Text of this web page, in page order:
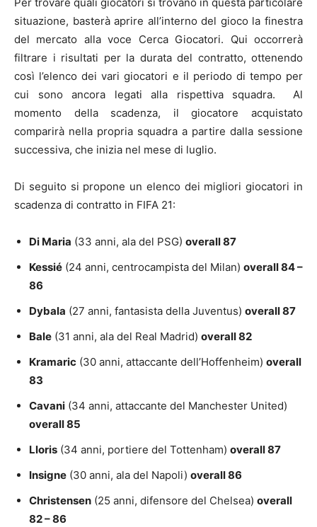
situazione, basterà aprire all’interno del gioco la finestra
del mercato alla voce Cerca Giocatori. Qui occorrerà
filtrare i risultati per la durata del contratto, ottenendo
così l’elenco dei vari giocatori e il periodo di tempo per
cui sono ancora legati alla rispettiva squadra. Al
momento della scadenza, il giocatore acquistato
comparirà nella propria squadra a partire dalla sessione
successiva, che inizia nel mese di luglio.
Di seguito si propone un elenco dei migliori giocatori in
scadenza di contratto in FIFA 21:
Di Maria (33 anni, ala del PSG) overall 87
Kessié (24 anni, centrocampista del Milan) overall 84 –
86
Dybala (27 anni, fantasista della Juventus) overall 87
Bale (31 anni, ala del Real Madrid) overall 82
Kramaric (30 anni, attaccante dell’Hoffenheim) overall
83
Cavani (34 anni, attaccante del Manchester United)
overall 85
Lloris (34 anni, portiere del Tottenham) overall 87
Insigne (30 anni, ala del Napoli) overall 86
Christensen (25 anni, difensore del Chelsea) overall
82 – 86